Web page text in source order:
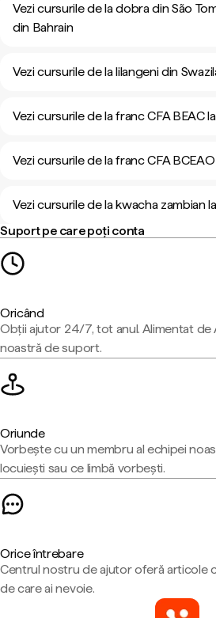
Vezi cursurile de la dobra din São
din Bahrain
Vezi cursurile de la lilangeni din
Vezi cursurile de la franc CFA BEAC
Vezi cursurile de la franc CFA
Vezi cursurile de la kwacha zambian
Suport pe care poți conta
Oricând
Obții ajutor 24/7, tot anul. Alimentat de
noastră de suport.
Oriunde
Vorbește cu un membru al echipei
locuiești sau ce limbă vorbești.
Orice întrebare
Centrul nostru de ajutor oferă articole
de care ai nevoie.